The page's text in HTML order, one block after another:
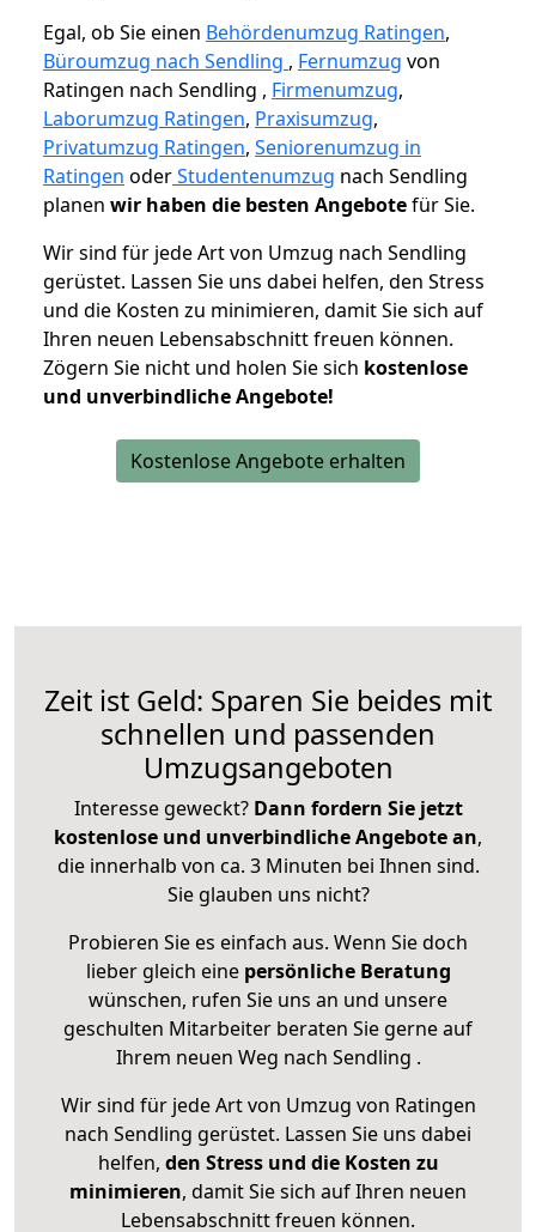
Egal, ob Sie einen Behördenumzug Ratingen,
Büroumzug nach Sendling , Fernumzug von
Ratingen nach Sendling , Firmenumzug,
Laborumzug Ratingen, Praxisumzug,
Privatumzug Ratingen, Seniorenumzug in
Ratingen oderStudentenumzug nach Sendling
planen wir haben die besten Angebotefür Sie.
Wir sind für jede Art von Umzug nach Sendling
gerüstet. Lassen Sie uns dabei helfen, den Stress
und die Kosten zu minimieren, damit Sie sich auf
Ihren neuen Lebensabschnitt freuen können.
Zögern Sie nicht und holen Sie sich kostenlose
und unverbindliche Angebote!
Kostenlose Angebote erhalten
Zeit ist Geld: Sparen Sie beides mit
schnellen und passenden
Umzugsangeboten
Interesse geweckt? Dann fordern Sie jetzt
kostenlose und unverbindliche Angebote an,
die innerhalb von ca. 3 Minuten bei Ihnen sind.
Sie glauben uns nicht?
Probieren Sie es einfach aus. Wenn Sie doch
lieber gleich eine persönliche Beratung
wünschen, rufen Sie uns an und unsere
geschulten Mitarbeiter beraten Sie gerne auf
Ihrem neuen Weg nach Sendling .
Wir sind für jede Art von Umzug von Ratingen
nach Sendling gerüstet. Lassen Sie uns dabei
helfen, den Stress und die Kosten zu
minimieren, damit Sie sich auf Ihren neuen
Lebensabschnitt freuen können.